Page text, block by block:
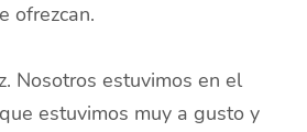
ofrezcan.
Nosotros estuvimos en el
estuvimos muy a gusto y